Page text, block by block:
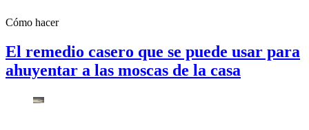
Cómo hacer
El remedio casero que se puede usar para
ahuyentar a las moscas de la casa